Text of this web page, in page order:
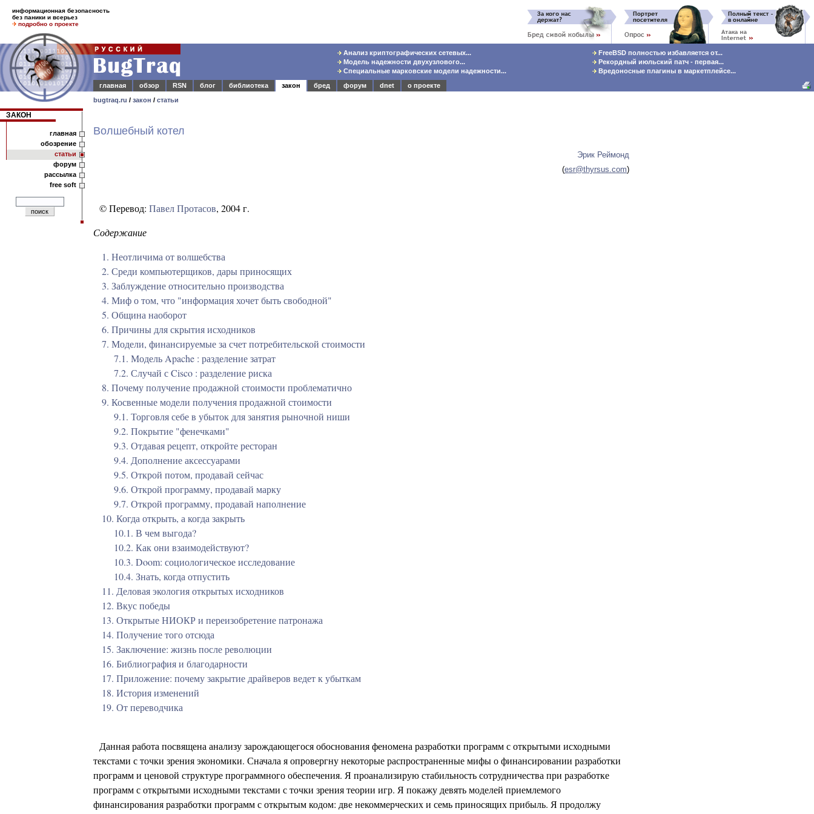
информационная безопасность
без паники и всерьез
подробно о проекте
Анализ криптографических сетевых...
Модель надежности двухузлового...
Специальные марковские модели надежности...
FreeBSD полностью избавляется от...
Рекордный июльский патч - первая...
Вредоносные плагины в маркетплейсе...
главная
обзор RSN блог библиотека закон бред форум dnet
о проекте
bugtraq.ru / закон / статьи
ЗАКОН
главная
обозрение
статьи
форум
рассылка
free soft
Волшебный котел
Эрик Реймонд
(esr@thyrsus.com)
© Перевод: Павел Протасов, 2004 г.
Содержание
1. Неотличима от волшебства
2. Среди компьютерщиков, дары приносящих
3. Заблуждение относительно производства
4. Миф о том, что "информация хочет быть свободной"
5. Община наоборот
6. Причины для скрытия исходников
7. Модели, финансируемые за счет потребительской стоимости
7.1. Модель Apache : разделение затрат
7.2. Случай с Cisco : разделение риска
8. Почему получение продажной стоимости проблематично
9. Косвенные модели получения продажной стоимости
9.1. Торговля себе в убыток для занятия рыночной ниши
9.2. Покрытие "фенечками"
9.3. Отдавая рецепт, откройте ресторан
9.4. Дополнение аксессуарами
9.5. Открой потом, продавай сейчас
9.6. Открой программу, продавай марку
9.7. Открой программу, продавай наполнение
10. Когда открыть, а когда закрыть
10.1. В чем выгода?
10.2. Как они взаимодействуют?
10.3. Doom: социологическое исследование
10.4. Знать, когда отпустить
11. Деловая экология открытых исходников
12. Вкус победы
13. Открытые НИОКР и переизобретение патронажа
14. Получение того отсюда
15. Заключение: жизнь после революции
16. Библиография и благодарности
17. Приложение: почему закрытие драйверов ведет к убыткам
18. История изменений
19. От переводчика
Данная работа посвящена анализу зарождающегося обоснования феномена разработки программ с открытыми исходными
текстами с точки зрения экономики. Сначала я опровергну некоторые распространенные мифы о финансировании разработки
программ и ценовой структуре программного обеспечения. Я проанализирую стабильность сотрудничества при разработке
программ с открытыми исходными текстами с точки зрения теории игр. Я покажу девять моделей приемлемого
финансирования разработки программ с открытым кодом: две некоммерческих и семь приносящих прибыль. Я продолжу